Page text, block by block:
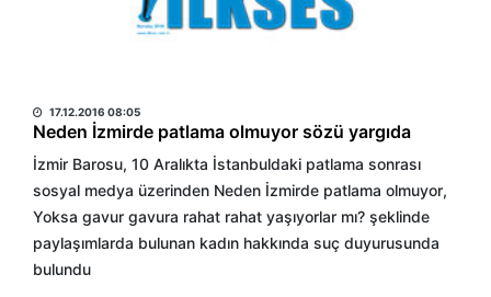
17.12.2016 08:05
Neden İzmirde patlama olmuyor sözü yargıda
İzmir Barosu, 10 Aralıkta İstanbuldaki patlama sonrası
sosyal medya üzerinden Neden İzmirde patlama olmuyor,
Yoksa gavur gavura rahat rahat yaşıyorlar mı? şeklinde
paylaşımlarda bulunan kadın hakkında suç duyurusunda
bulundu